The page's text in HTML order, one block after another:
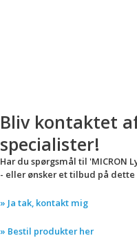
Bliv kontaktet
specialister!
Har du spørgsmål til
- eller ønsker et tilbud på
» Ja tak, kontakt mig
» Bestil produkter her